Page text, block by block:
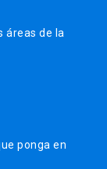
áreas de la
ponga en